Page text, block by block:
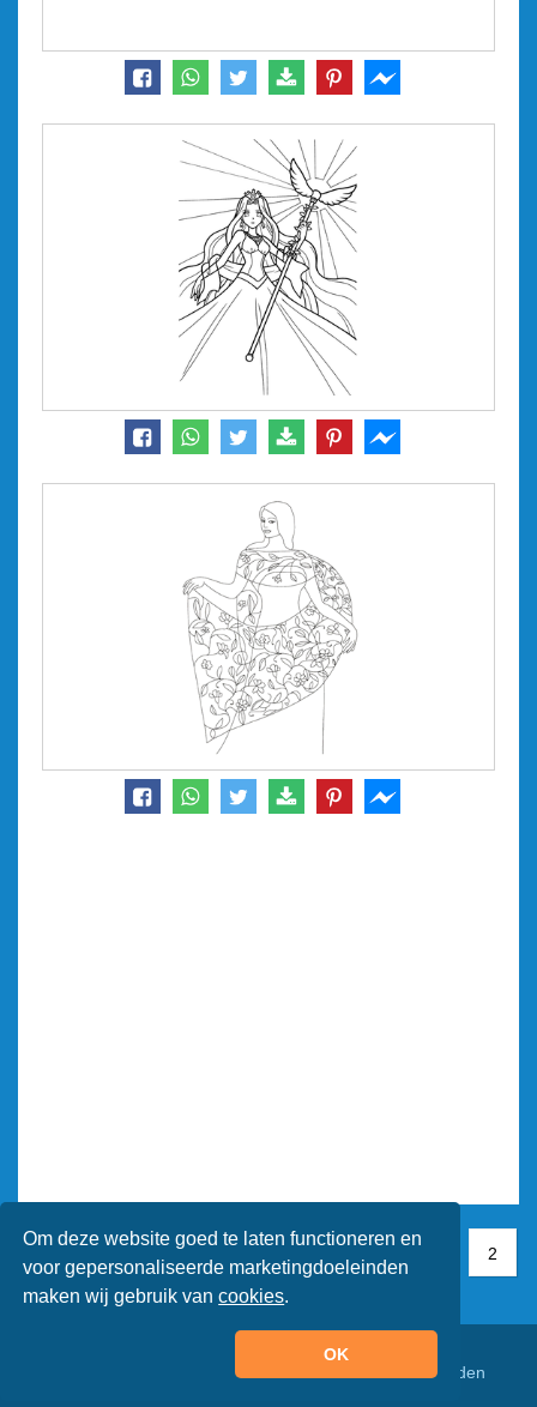
Om deze website goed te laten functioneren en
voor gepersonaliseerde marketingdoeleinden
maken wij gebruik vancookies.
OK
2
© Animaatjes.nl - 2005/2026 - Alle rechten voorbehouden